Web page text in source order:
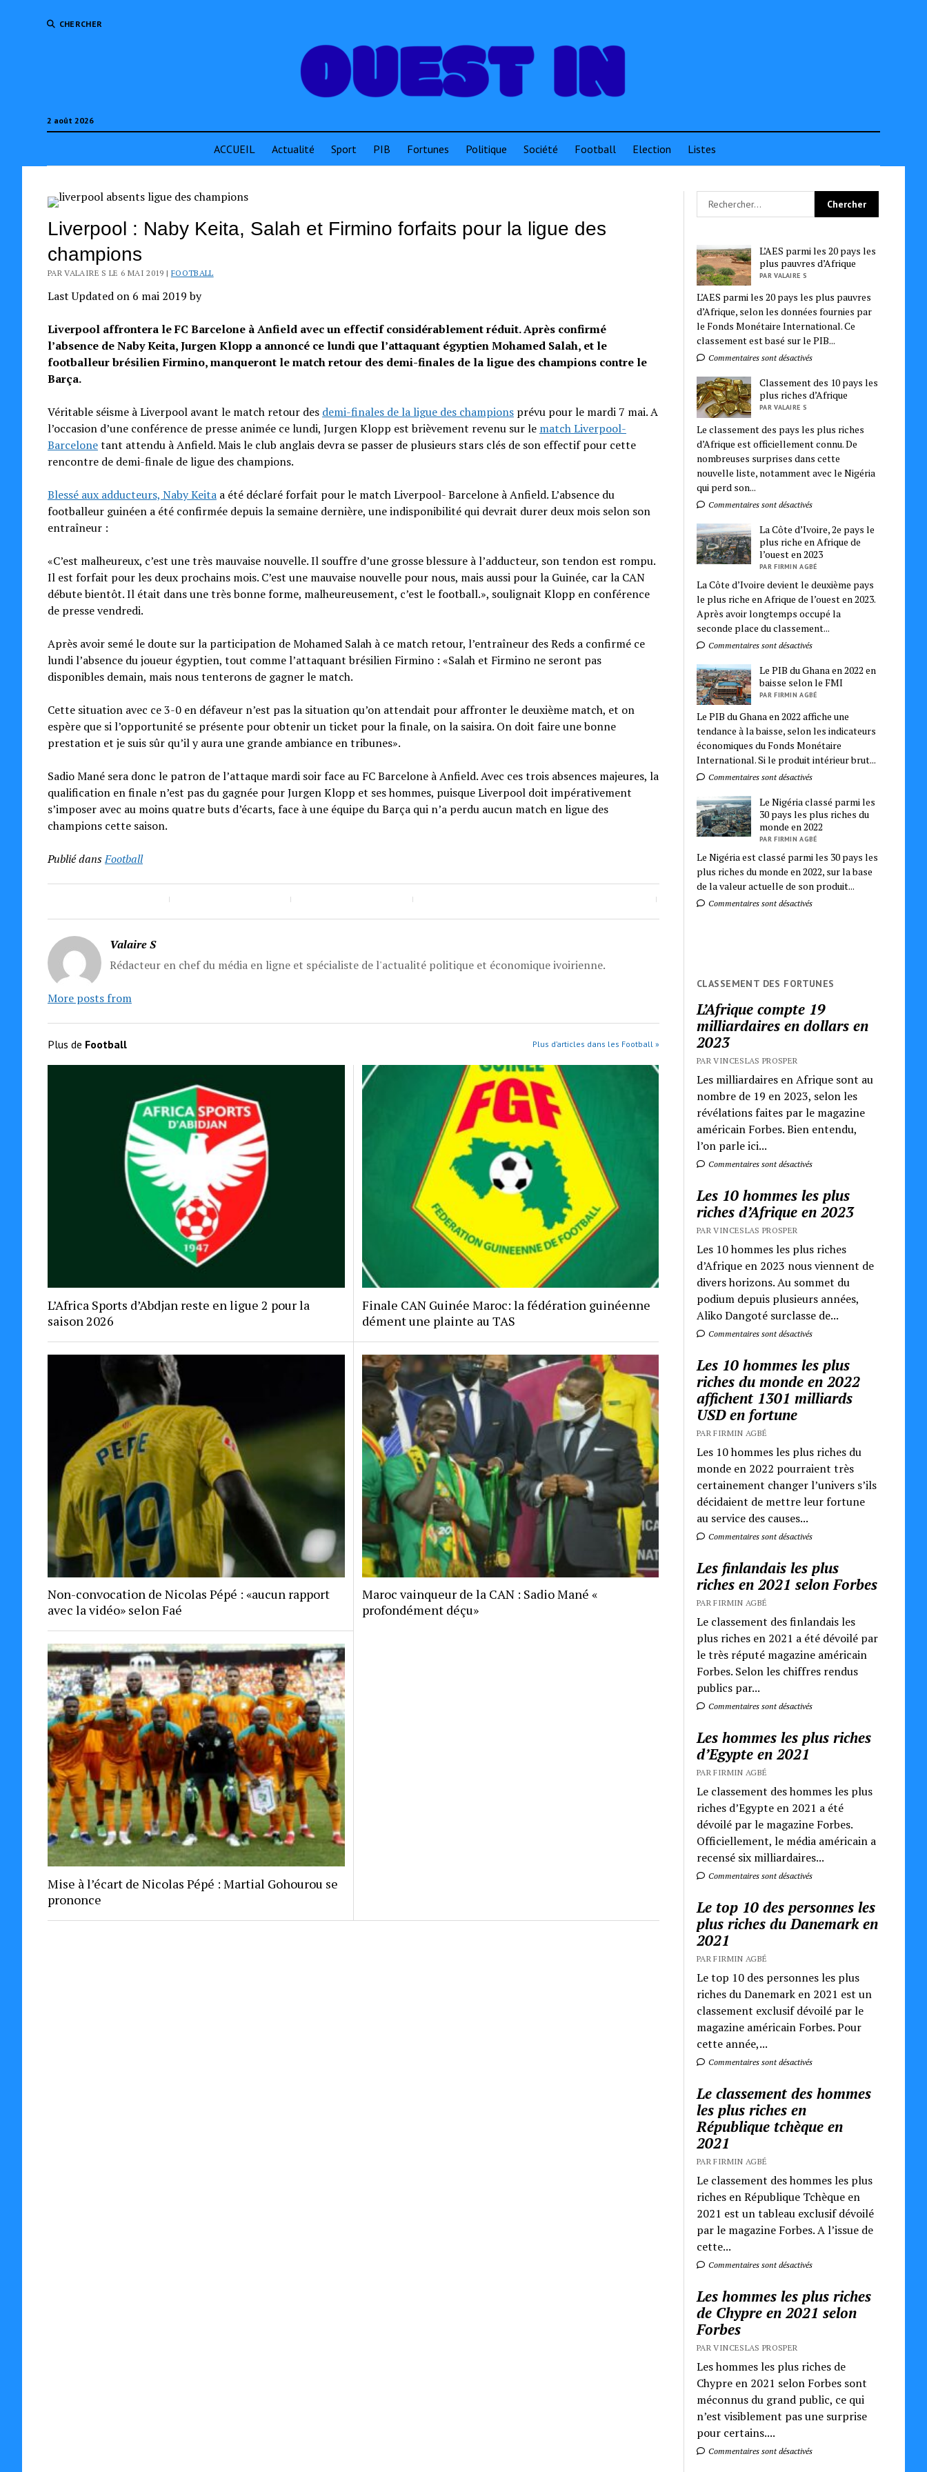
CHERCHER
2 août 2026
ACCUEIL Actualité Sport PIB Fortunes Politique Société Football Election Listes
Liverpool : Naby Keita, Salah et Firmino forfaits pour la ligue des
champions
PAR VALAIRE S LE 6 MAI 2019 | FOOTBALL
Last Updated on 6 mai 2019 by
Liverpool affrontera le FC Barcelone à Anfield avec un effectif considérablement réduit. Après confirmé
l’absence de Naby Keita, Jurgen Klopp a annoncé ce lundi que l’attaquant égyptien Mohamed Salah, et le
footballeur brésilien Firmino, manqueront le match retour des demi-finales de la ligue des champions contre le
Barça.
Véritable séisme à Liverpool avant le match retour des demi-finales de la ligue des championsprévu pour le mardi 7 mai. A
l’occasion d’une conférence de presse animée ce lundi, Jurgen Klopp est brièvement revenu sur le match Liverpool-
Barcelonetant attendu à Anfield. Mais le club anglais devra se passer de plusieurs stars clés de son effectif pour cette
rencontre de demi-finale de ligue des champions.
Blessé aux adducteurs, Naby Keitaa été déclaré forfait pour le match Liverpool- Barcelone à Anfield. L’absence du
footballeur guinéen a été confirmée depuis la semaine dernière, une indisponibilité qui devrait durer deux mois selon son
entraîneur :
«C’est malheureux, c’est une très mauvaise nouvelle. Il souffre d’une grosse blessure à l’adducteur, son tendon est rompu.
Il est forfait pour les deux prochains mois. C’est une mauvaise nouvelle pour nous, mais aussi pour la Guinée, car la CAN
débute bientôt. Il était dans une très bonne forme, malheureusement, c’est le football.», soulignait Klopp en conférence
de presse vendredi.
Après avoir semé le doute sur la participation de Mohamed Salah à ce match retour, l’entraîneur des Reds a confirmé ce
lundi l’absence du joueur égyptien, tout comme l’attaquant brésilien Firmino : «Salah et Firmino ne seront pas
disponibles demain, mais nous tenterons de gagner le match.
Cette situation avec ce 3-0 en défaveur n’est pas la situation qu’on attendait pour affronter le deuxième match, et on
espère que si l’opportunité se présente pour obtenir un ticket pour la finale, on la saisira. On doit faire une bonne
prestation et je suis sûr qu’il y aura une grande ambiance en tribunes».
Sadio Mané sera donc le patron de l’attaque mardi soir face au FC Barcelone à Anfield. Avec ces trois absences majeures, la
qualification en finale n’est pas du gagnée pour Jurgen Klopp et ses hommes, puisque Liverpool doit impérativement
s’imposer avec au moins quatre buts d’écarts, face à une équipe du Barça qui n’a perdu aucun match en ligue des
champions cette saison.
Publié dansFootball
Valaire S
Rédacteur en chef du média en ligne et spécialiste de l'actualité politique et économique ivoirienne.
More posts from
Plus de Football Plus d’articles dans les Football »
L’Africa Sports d’Abdjan reste en ligue 2 pour la
saison 2026
Finale CAN Guinée Maroc: la fédération guinéenne
dément une plainte au TAS
Non-convocation de Nicolas Pépé : «aucun rapport
avec la vidéo» selon Faé
Maroc vainqueur de la CAN : Sadio Mané «
profondément déçu»
Mise à l’écart de Nicolas Pépé : Martial Gohourou se
prononce
L’AES parmi les 20 pays les
plus pauvres d’Afrique
PAR VALAIRE S
L’AES parmi les 20 pays les plus pauvres
d’Afrique, selon les données fournies par
le Fonds Monétaire International. Ce
classement est basé sur le PIB...
Commentaires sont désactivés
Classement des 10 pays les
plus riches d’Afrique
PAR VALAIRE S
Le classement des pays les plus riches
d’Afrique est officiellement connu. De
nombreuses surprises dans cette
nouvelle liste, notamment avec le Nigéria
qui perd son...
Commentaires sont désactivés
La Côte d’Ivoire, 2e pays le
plus riche en Afrique de
l’ouest en 2023
PAR FIRMIN AGBÉ
La Côte d’Ivoire devient le deuxième pays
le plus riche en Afrique de l’ouest en 2023.
Après avoir longtemps occupé la
seconde place du classement...
Commentaires sont désactivés
Le PIB du Ghana en 2022 en
baisse selon le FMI
PAR FIRMIN AGBÉ
Le PIB du Ghana en 2022 affiche une
tendance à la baisse, selon les indicateurs
économiques du Fonds Monétaire
International. Si le produit intérieur brut...
Commentaires sont désactivés
Le Nigéria classé parmi les
30 pays les plus riches du
monde en 2022
PAR FIRMIN AGBÉ
Le Nigéria est classé parmi les 30 pays les
plus riches du monde en 2022, sur la base
de la valeur actuelle de son produit...
Commentaires sont désactivés
CLASSEMENT DES FORTUNES
L’Afrique compte 19
milliardaires en dollars en
2023
PAR VINCESLAS PROSPER
Les milliardaires en Afrique sont au
nombre de 19 en 2023, selon les
révélations faites par le magazine
américain Forbes. Bien entendu,
l’on parle ici...
Commentaires sont désactivés
Les 10 hommes les plus
riches d’Afrique en 2023
PAR VINCESLAS PROSPER
Les 10 hommes les plus riches
d’Afrique en 2023 nous viennent de
divers horizons. Au sommet du
podium depuis plusieurs années,
Aliko Dangoté surclasse de...
Commentaires sont désactivés
Les 10 hommes les plus
riches du monde en 2022
affichent 1301 milliards
USD en fortune
PAR FIRMIN AGBÉ
Les 10 hommes les plus riches du
monde en 2022 pourraient très
certainement changer l’univers s’ils
décidaient de mettre leur fortune
au service des causes...
Commentaires sont désactivés
Les finlandais les plus
riches en 2021 selon Forbes
PAR FIRMIN AGBÉ
Le classement des finlandais les
plus riches en 2021 a été dévoilé par
le très réputé magazine américain
Forbes. Selon les chiffres rendus
publics par...
Commentaires sont désactivés
Les hommes les plus riches
d’Egypte en 2021
PAR FIRMIN AGBÉ
Le classement des hommes les plus
riches d’Egypte en 2021 a été
dévoilé par le magazine Forbes.
Officiellement, le média américain a
recensé six milliardaires...
Commentaires sont désactivés
Le top 10 des personnes les
plus riches du Danemark en
2021
PAR FIRMIN AGBÉ
Le top 10 des personnes les plus
riches du Danemark en 2021 est un
classement exclusif dévoilé par le
magazine américain Forbes. Pour
cette année,...
Commentaires sont désactivés
Le classement des hommes
les plus riches en
République tchèque en
2021
PAR FIRMIN AGBÉ
Le classement des hommes les plus
riches en République Tchèque en
2021 est un tableau exclusif dévoilé
par le magazine Forbes. A l’issue de
cette...
Commentaires sont désactivés
Les hommes les plus riches
de Chypre en 2021 selon
Forbes
PAR VINCESLAS PROSPER
Les hommes les plus riches de
Chypre en 2021 selon Forbes sont
méconnus du grand public, ce qui
n’est visiblement pas une surprise
pour certains....
Commentaires sont désactivés